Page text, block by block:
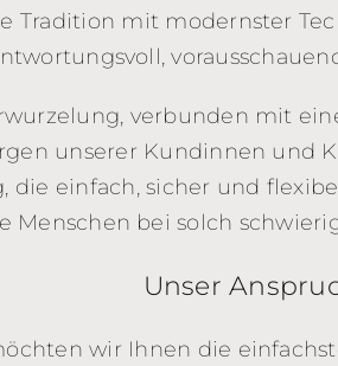
Tradition mit modernster
verbunden mit
unserer Kundinnen und
die einfach, sicher und
Menschen bei solch
Unser
wir Ihnen die